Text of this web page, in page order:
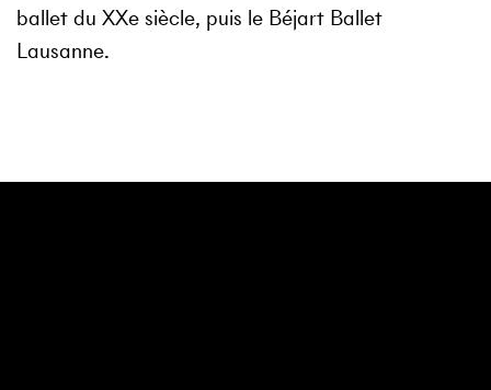
ballet du XXe siècle, puis le Béjart Ballet
Lausanne.